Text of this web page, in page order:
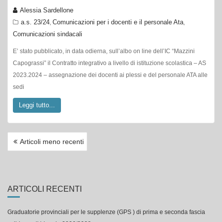
Alessia Sardellone
a.s. 23/24, Comunicazioni per i docenti e il personale Ata,
Comunicazioni sindacali
E’ stato pubblicato, in data odierna, sull’albo on line dell’IC “Mazzini
Capograssi” il Contratto integrativo a livello di istituzione scolastica – AS
2023.2024 – assegnazione dei docenti ai plessi e del personale ATA alle
sedi
Leggi tutto...
NAVIGAZIONE
ARTICOLI
Articoli meno recenti
ARTICOLI RECENTI
Graduatorie provinciali per le supplenze (GPS ) di prima e seconda fascia